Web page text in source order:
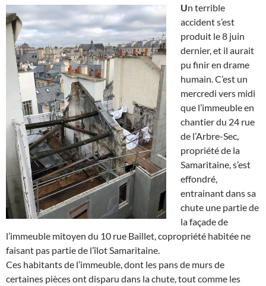
Un terrible
accident s’est
produit le 8 juin
dernier, et il aurait
pu finir en drame
humain. C’est un
mercredi vers midi
que l’immeuble en
chantier du 24 rue
de l’Arbre-Sec,
propriété de la
Samaritaine, s’est
effondré,
entrainant dans sa
chute une partie de
la façade de
l’immeuble mitoyen du 10 rue Baillet, copropriété habitée ne
faisant pas partie de l’îlot Samaritaine.
Ces habitants de l’immeuble, dont les pans de murs de
certaines pièces ont disparu dans la chute, tout comme les